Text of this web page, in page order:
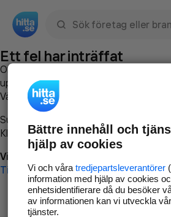
Ett fel har inträffat
Om du vill kan du
uppstod så att vi lättare och snabbare
Vänligen försök med följande:
Surfa till
Klicka påTillbaka-knappen i
Vi beklagar besväret!
Till startsidan
Bättre innehåll och
hjälp av cookies
Vi och våra tredjepartsleverantörer
information med hjälp av cookies
enhetsidentifierare då du besöker
av informationen kan vi utveckla
tjänster.